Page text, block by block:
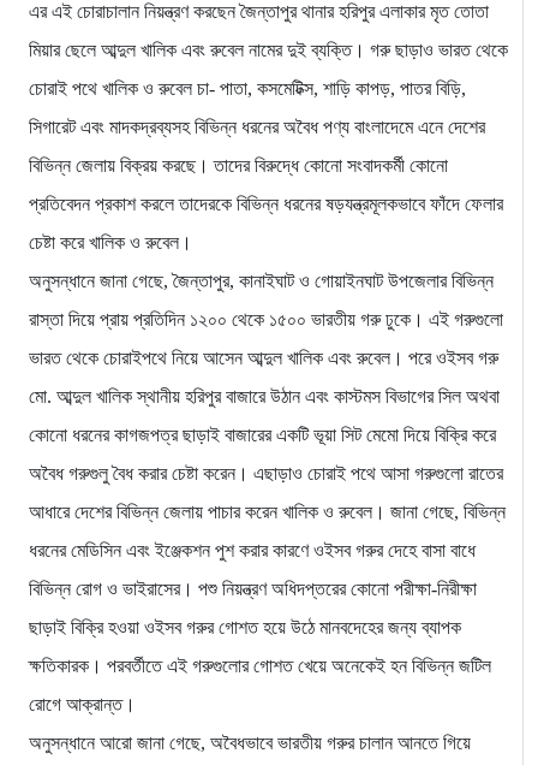
এর এই চোরাচালান নিয়ন্ত্রণ করছেন জৈন্তাপুর থানার হরিপুর এলাকার মৃত তোতা
মিয়ার ছেলে আব্দুল খালিক এবং রুবেল নামের দুই ব্যক্তি। গরু ছাড়াও ভারত থেকে
চোরাই পথে খালিক ও রুবেল চা- পাতা, কসমেটিক্স, শাড়ি কাপড়, পাতর বিড়ি,
সিগারেট এবং মাদকদ্রব্যসহ বিভিন্ন ধরনের অবৈধ পণ্য বাংলাদেমে এনে দেশের
বিভিন্ন জেলায় বিক্রয় করছে। তাদের বিরুদ্ধে কোনো সংবাদকর্মী কোনো
প্রতিবেদন প্রকাশ করলে তাদেরকে বিভিন্ন ধরনের ষড়যন্ত্রমূলকভাবে ফাঁদে ফেলার
চেষ্টা করে খালিক ও রুবেল।
অনুসন্ধানে জানা গেছে, জৈন্তাপুর, কানাইঘাট ও গোয়াইনঘাট উপজেলার বিভিন্ন
রাস্তা দিয়ে প্রায় প্রতিদিন ১২০০ থেকে ১৫০০ ভারতীয় গরু ঢুকে। এই গরুগুলো
ভারত থেকে চোরাইপথে নিয়ে আসেন আব্দুল খালিক এবং রুবেল। পরে ওইসব গরু
মো. আব্দুল খালিক স্থানীয় হরিপুর বাজারে উঠান এবং কাস্টমস বিভাগের সিল অথবা
কোনো ধরনের কাগজপত্র ছাড়াই বাজারের একটি ভূয়া সিট মেমো দিয়ে বিক্রি করে
অবৈধ গরুগুলু বৈধ করার চেষ্টা করেন। এছাড়াও চোরাই পথে আসা গরুগুলো রাতের
আধারে দেশের বিভিন্ন জেলায় পাচার করেন খালিক ও রুবেল। জানা গেছে, বিভিন্ন
ধরনের মেডিসিন এবং ইঞ্জেকশন পুশ করার কারণে ওইসব গরুর দেহে বাসা বাধে
বিভিন্ন রোগ ও ভাইরাসের। পশু নিয়ন্ত্রণ অধিদপ্তরের কোনো পরীক্ষা-নিরীক্ষা
ছাড়াই বিক্রি হওয়া ওইসব গরুর গোশত হয়ে উঠে মানবদেহের জন্য ব্যাপক
ক্ষতিকারক। পরবর্তীতে এই গরুগুলোর গোশত খেয়ে অনেকেই হন বিভিন্ন জটিল
রোগে আক্রান্ত।
অনুসন্ধানে আরো জানা গেছে, অবৈধভাবে ভারতীয় গরুর চালান আনতে গিয়ে